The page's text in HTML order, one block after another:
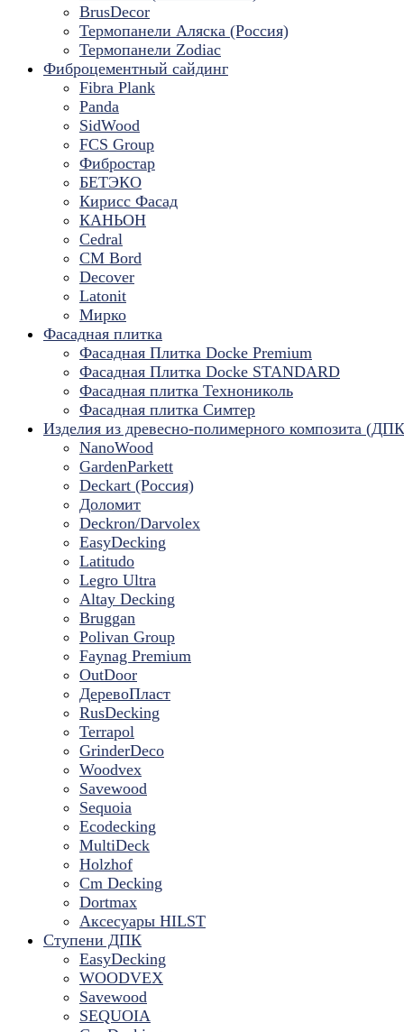
BrusDecor
Термопанели Аляска (Россия)
Термопанели Zodiac
Фиброцементный сайдинг
Fibra Plank
Panda
SidWood
FCS Group
Фибростар
БЕТЭКО
Кирисс Фасад
КАНЬОН
Cedral
CM Bord
Decover
Latonit
Мирко
Фасадная плитка
Фасадная Плитка Docke Premium
Фасадная Плитка Docke STANDARD
Фасадная плитка Технониколь
Фасадная плитка Симтер
Изделия из древесно-полимерного композита
NanoWood
GardenParkett
Deckart (Россия)
Доломит
Deckron/Darvolex
EasyDecking
Latitudo
Legro Ultra
Altay Decking
Bruggan
Polivan Group
Faynag Premium
OutDoor
ДеревоПласт
RusDecking
Terrapol
GrinderDeco
Woodvex
Savewood
Sequoia
Ecodecking
MultiDeck
Holzhof
Cm Decking
Dortmax
Аксесуары HILST
Ступени ДПК
EasyDecking
WOODVEX
Savewood
SEQUOIA